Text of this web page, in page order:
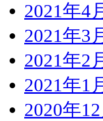
2021年4
2021年3
2021年2
2021年1
2020年12